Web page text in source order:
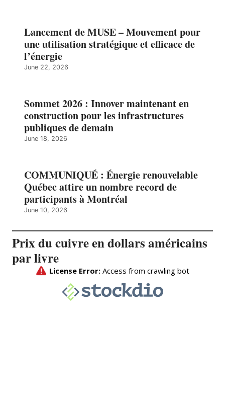
Lancement de MUSE – Mouvement pour
une utilisation stratégique et efficace de
l’énergie
June 22, 2026
Sommet 2026 : Innover maintenant en
construction pour les infrastructures
publiques de demain
June 18, 2026
COMMUNIQUÉ : Énergie renouvelable
Québec attire un nombre record de
participants à Montréal
June 10, 2026
Prix du cuivre en dollars américains
par livre